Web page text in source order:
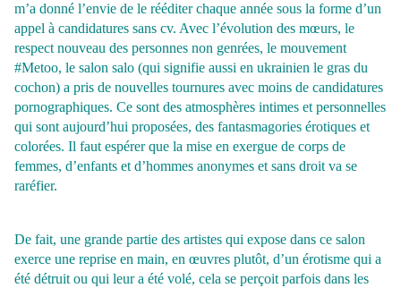
m’a donné l’envie de le rééditer chaque année sous la forme d’un
appel à candidatures sans cv. Avec l’évolution des mœurs, le
respect nouveau des personnes non genrées, le mouvement
#Metoo, le salon salo (qui signifie aussi en ukrainien le gras du
cochon) a pris de nouvelles tournures avec moins de candidatures
pornographiques. Ce sont des atmosphères intimes et personnelles
qui sont aujourd’hui proposées, des fantasmagories érotiques et
colorées. Il faut espérer que la mise en exergue de corps de
femmes, d’enfants et d’hommes anonymes et sans droit va se
raréfier.
De fait, une grande partie des artistes qui expose dans ce salon
exerce une reprise en main, en œuvres plutôt, d’un érotisme qui a
été détruit ou qui leur a été volé, cela se perçoit parfois dans les